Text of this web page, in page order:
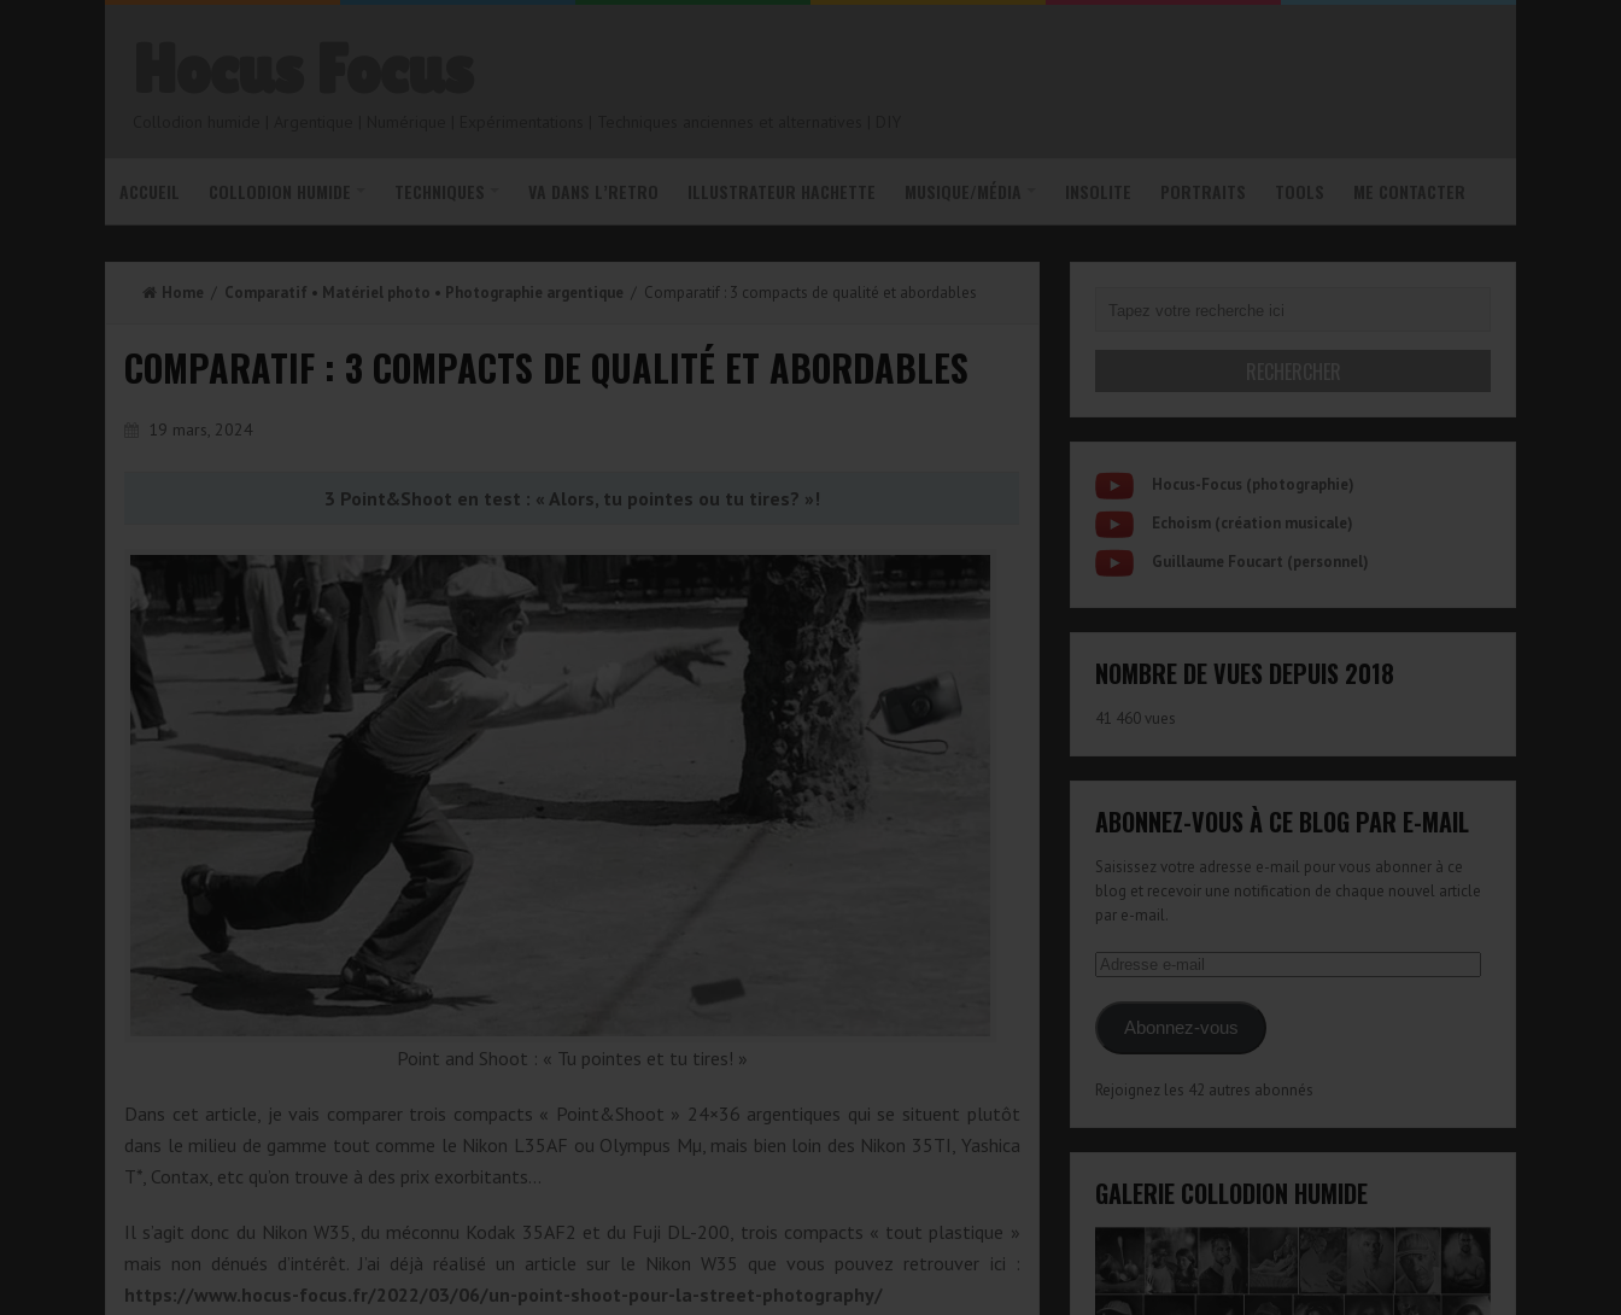
Home / Comparatif • Matériel photo • Photographie argentique / Comparatif : 3 compacts de qualité et abordables
COMPARATIF : 3 COMPACTS DE QUALITÉ ET ABORDABLES
19 mars, 2024
3 Point&Shoot en test : « Alors, tu pointes ou tu tires? »!
Point and Shoot : « Tu pointes et tu tires! »
Dans cet article, je vais comparer trois compacts « Point&Shoot » 24×36 argentiques qui se situent plutôt
dans le milieu de gamme tout comme le Nikon L35AF ou Olympus Mµ, mais bien loin des Nikon 35TI, Yashica
T*, Contax, etc qu’on trouve à des prix exorbitants…
Il s’agit donc du Nikon W35, du méconnu Kodak 35AF2 et du Fuji DL-200, trois compacts « tout plastique »
mais non dénués d’intérêt. J’ai déjà réalisé un article sur le Nikon W35 que vous pouvez retrouver ici :
https://www.hocus-focus.fr/2022/03/06/un-point-shoot-pour-la-street-photography/
Hocus-Focus (photographie)
Echoism (création musicale)
Guillaume Foucart (personnel)
NOMBRE DE VUES DEPUIS 2018
41 460 vues
ABONNEZ-VOUS À CE BLOG PAR E-MAIL
Saisissez votre adresse e-mail pour vous abonner à ce
blog et recevoir une notification de chaque nouvel article
par e-mail.
Adresse
mail
Abonnez-vous
Rejoignez les 42 autres abonnés
GALERIE COLLODION HUMIDE